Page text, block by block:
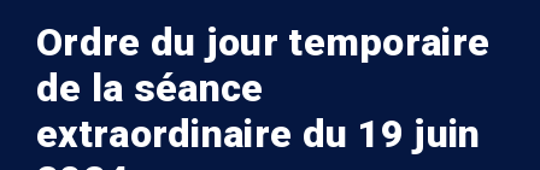
Ordre du jour temporaire
de la séance
extraordinaire du 19 juin